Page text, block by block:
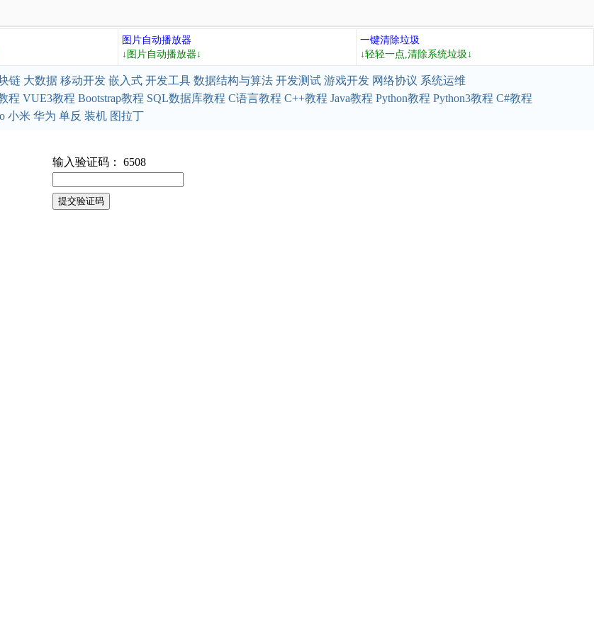
图片自动播放器
↓图片自动播放器↓
一键清除垃圾
↓轻轻一点,清除系统垃圾↓
链 大数据 移动开发 嵌入式 开发工具 数据结构与算法 开发测试 游戏开发 网络协议 系统运维
程 VUE3教程 Bootstrap教程 SQL数据库教程 C语言教程 C++教程 Java教程 Python教程 Python3教程 C#教程
小米 华为 单反 装机 图拉丁
输入验证码： 6508